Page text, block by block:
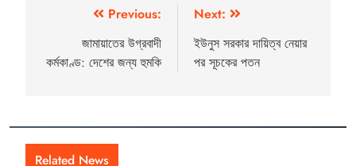
Previous:
জামায়াতের উগ্রবাদী
কর্মকাণ্ড: দেশের জন্য হুমকি
Next:
ইউনুস সরকার দায়িত্ব নেয়ার
পর সূচকের পতন
Related News